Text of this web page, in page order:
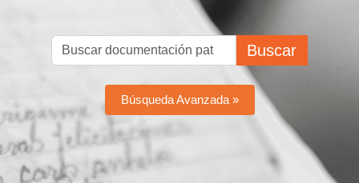
Buscar
Búsqueda Avanzada »